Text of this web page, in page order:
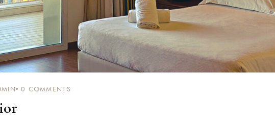
0 COMMENTS